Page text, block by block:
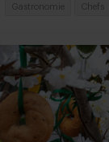
Gastronomie Chefs